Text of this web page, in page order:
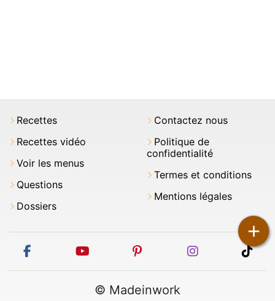
+
Recettes
Recettes vidéo
Voir les menus
Questions
Dossiers
Contactez nous
Politique de
confidentialité
Termes et conditions
Mentions légales
facebook youtube pinterest instagram
© Madeinwork